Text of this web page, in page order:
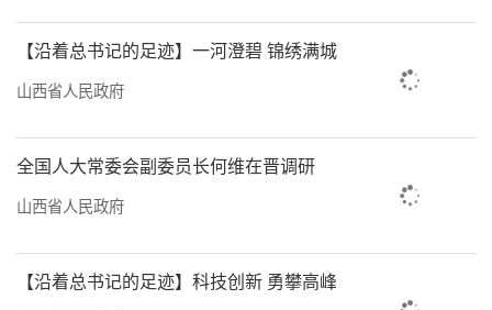
【沿着总书记的足迹】一河澄碧 锦绣满城
山西省人民政府
全国人大常委会副委员长何维在晋调研
山西省人民政府
【沿着总书记的足迹】科技创新 勇攀高峰